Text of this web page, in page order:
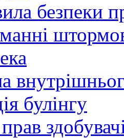
безпеки
булінгу